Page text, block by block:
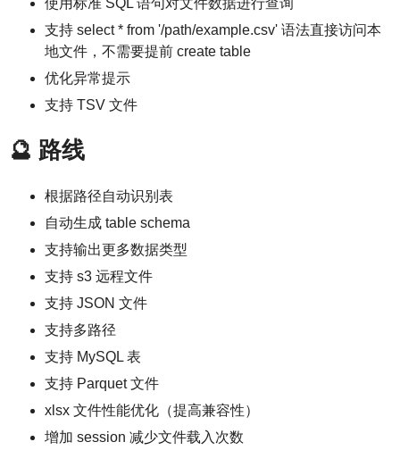
支持 select * from '/path/example.csv' 语法直接访问本
地文件，不需要提前 create table
优化异常提示
支持 TSV 文件
🔮 路线
根据路径自动识别表
自动生成 table schema
支持输出更多数据类型
支持 s3 远程文件
支持 JSON 文件
支持多路径
支持 MySQL 表
支持 Parquet 文件
xlsx 文件性能优化（提高兼容性）
增加 session 减少文件载入次数